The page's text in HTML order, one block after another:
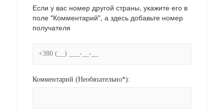
Если у вас номер другой страны, укажите его в
поле "Комментарий", а здесь добавьте номер
получателя
Комментарий (Необязательно*):